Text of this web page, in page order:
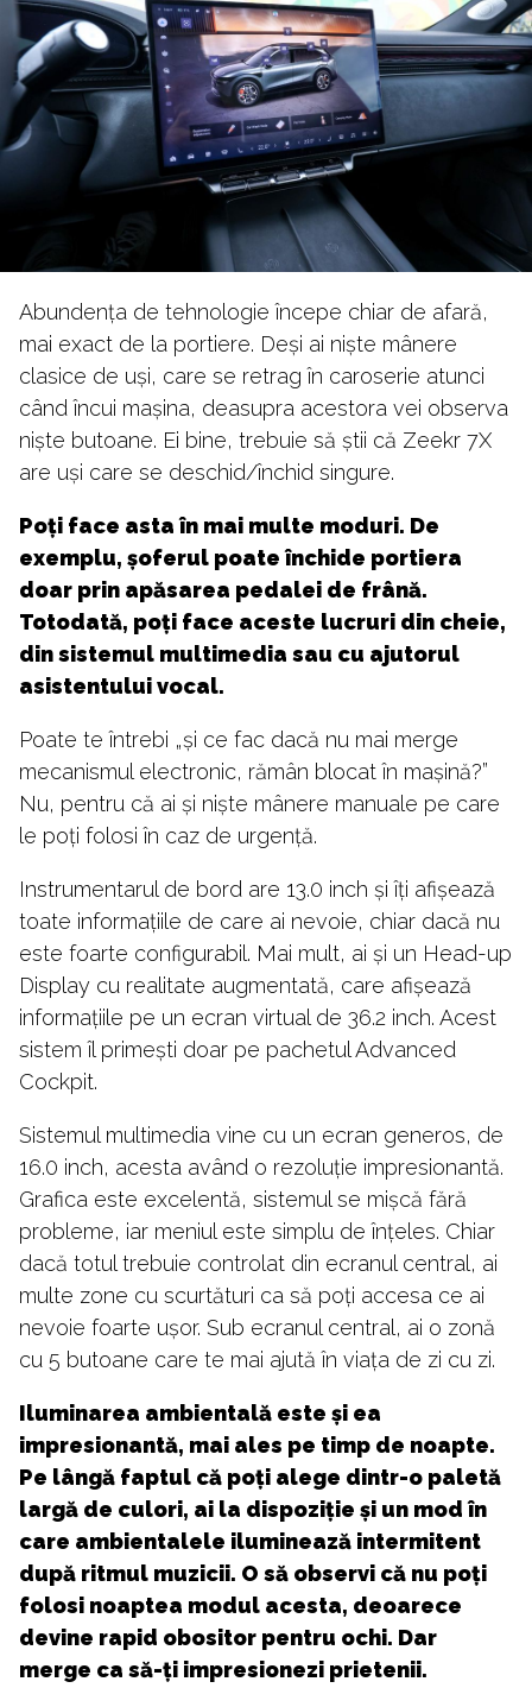
Abundența de tehnologie începe chiar de afară,
mai exact de la portiere. Deși ai niște mânere
clasice de uși, care se retrag în caroserie atunci
când încui mașina, deasupra acestora vei observa
niște butoane. Ei bine, trebuie să știi că Zeekr 7X
are uși care se deschid/închid singure.
Poți face asta în mai multe moduri. De
exemplu, șoferul poate închide portiera
doar prin apăsarea pedalei de frână.
Totodată, poți face aceste lucruri din cheie,
din sistemul multimedia sau cu ajutorul
asistentului vocal.
Poate te întrebi „și ce fac dacă nu mai merge
mecanismul electronic, rămân blocat în mașină?”
Nu, pentru că ai și niște mânere manuale pe care
le poți folosi în caz de urgență.
Instrumentarul de bord are 13.0 inch și îți afișează
toate informațiile de care ai nevoie, chiar dacă nu
este foarte configurabil. Mai mult, ai și un Head-up
Display cu realitate augmentată, care afișează
informațiile pe un ecran virtual de 36.2 inch. Acest
sistem îl primești doar pe pachetul Advanced
Cockpit.
Sistemul multimedia vine cu un ecran generos, de
16.0 inch, acesta având o rezoluție impresionantă.
Grafica este excelentă, sistemul se mișcă fără
probleme, iar meniul este simplu de înțeles. Chiar
dacă totul trebuie controlat din ecranul central, ai
multe zone cu scurtături ca să poți accesa ce ai
nevoie foarte ușor. Sub ecranul central, ai o zonă
cu 5 butoane care te mai ajută în viața de zi cu zi.
Iluminarea ambientală este și ea
impresionantă, mai ales pe timp de noapte.
Pe lângă faptul că poți alege dintr-o paletă
largă de culori, ai la dispoziție și un mod în
care ambientalele iluminează intermitent
după ritmul muzicii. O să observi că nu poți
folosi noaptea modul acesta, deoarece
devine rapid obositor pentru ochi. Dar
merge ca să-ți impresionezi prietenii.